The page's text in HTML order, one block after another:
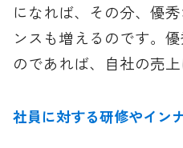
になれば、その分、優
ンスも増えるのです。
のであれば、自社の売上
社員に対する研修やイン